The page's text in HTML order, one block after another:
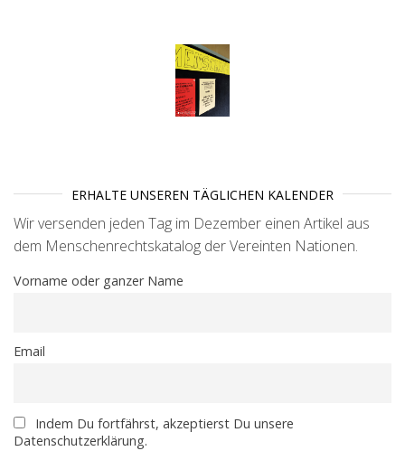
ERHALTE UNSEREN TÄGLICHEN KALENDER
Wir versenden jeden Tag im Dezember einen Artikel aus
dem Menschenrechtskatalog der Vereinten Nationen.
Vorname oder ganzer Name
Email
Indem Du fortfährst, akzeptierst Du unsere
Datenschutzerklärung.